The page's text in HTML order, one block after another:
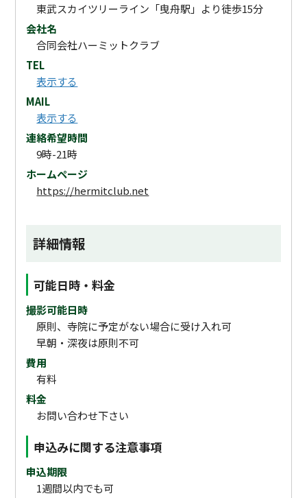
東武スカイツリーライン「曳舟駅」より徒歩15分
会社名
合同会社ハーミットクラブ
TEL
表示する
MAIL
表示する
連絡希望時間
9時-21時
ホームページ
https://hermitclub.net
詳細情報
可能日時・料金
撮影可能日時
原則、寺院に予定がない場合に受け入れ可
早朝・深夜は原則不可
費用
有料
料金
お問い合わせ下さい
申込みに関する注意事項
申込期限
1週間以内でも可